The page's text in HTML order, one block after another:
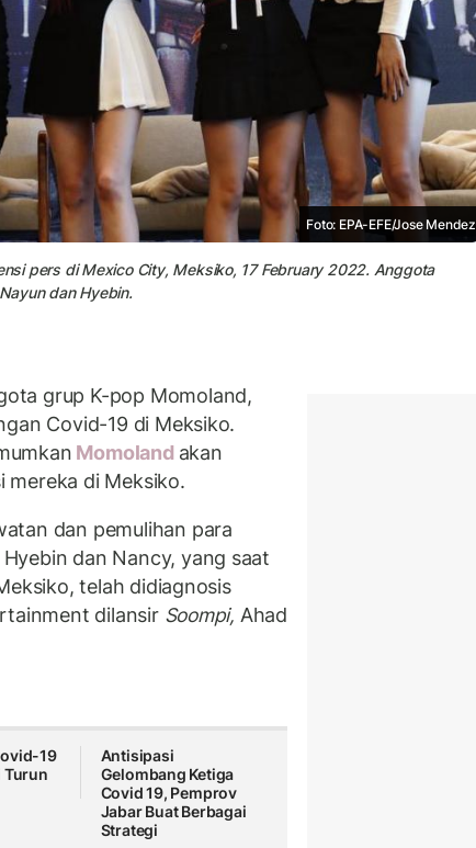
Foto: EPA-EFE/Jose Mendez
pers di Mexico City, Meksiko, 17 February 2022. Anggota
dan Hyebin.
grup K-pop Momoland,
Covid-19 di Meksiko.
Momoland akan
mereka di Meksiko.
dan pemulihan para
dan Nancy, yang saat
telah didiagnosis
dilansir Soompi, Ahad
19
Turun
Antisipasi
Gelombang Ketiga
Covid 19, Pemprov
Jabar Buat Berbagai
Strategi